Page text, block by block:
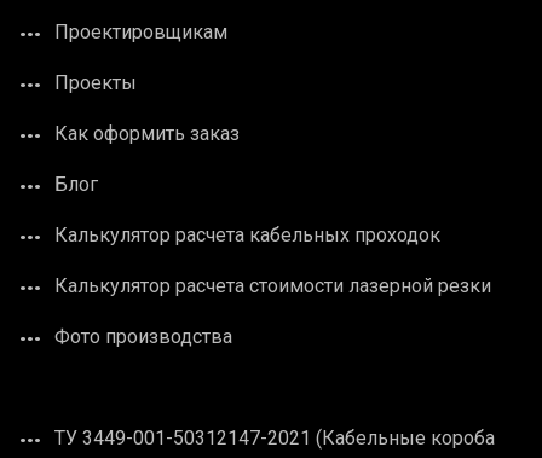
Проектировщикам
Проекты
Как оформить заказ
Блог
Калькулятор расчета кабельных проходок
Калькулятор расчета стоимости лазерной резки
Фото производства
ТУ 3449-001-50312147-2021 (Кабельные короба